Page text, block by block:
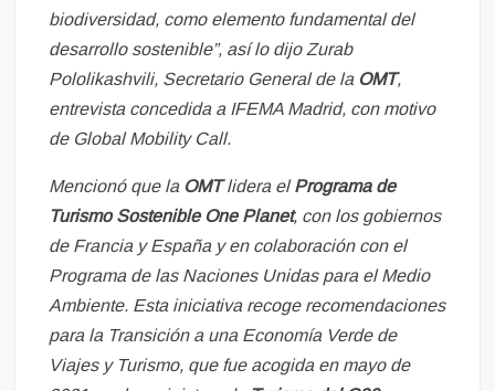
biodiversidad, como elemento fundamental del
desarrollo sostenible”, así lo dijo Zurab
Pololikashvili, Secretario General de la OMT,
entrevista concedida a IFEMA Madrid, con motivo
de Global Mobility Call.
Mencionó que la OMTlidera elPrograma de
Turismo Sostenible One Planet, con los gobiernos
de Francia y España y en colaboración con el
Programa de las Naciones Unidas para el Medio
Ambiente. Esta iniciativa recoge recomendaciones
para la Transición a una Economía Verde de
Viajes y Turismo, que fue acogida en mayo de